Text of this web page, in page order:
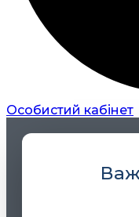
Особистий кабінет